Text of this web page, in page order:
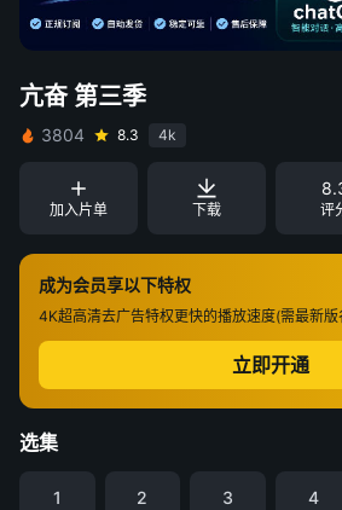
亢奋 第三季
3804
8.3 4k
加入片单 下载 评
成为会员享以下特权
4K超高清去广告特权更快的播放速度(需最新版
立即开通
选集
1 2 3 4